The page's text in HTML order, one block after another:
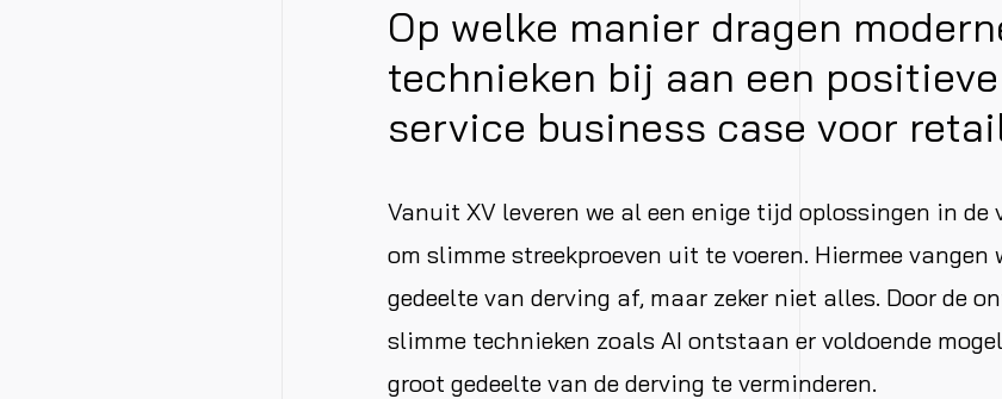
Op welke manier dragen
technieken bij aan een
service business case voor
Vanuit XV leveren we al een enige tijd oplossingen in de
om slimme streekproeven uit te voeren. Hiermee vangen
gedeelte van derving af, maar zeker niet alles. Door de
slimme technieken zoals AI ontstaan er voldoende
groot gedeelte van de derving te verminderen.